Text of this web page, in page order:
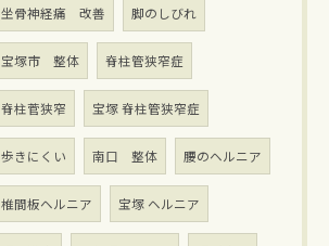
坐骨神経痛 改善 脚のしびれ
宝塚市 整体 脊柱管狭窄症
脊柱菅狭窄 宝塚 脊柱管狭窄症
歩きにくい 南口 整体 腰のヘルニア
椎間板ヘルニア 宝塚 ヘルニア